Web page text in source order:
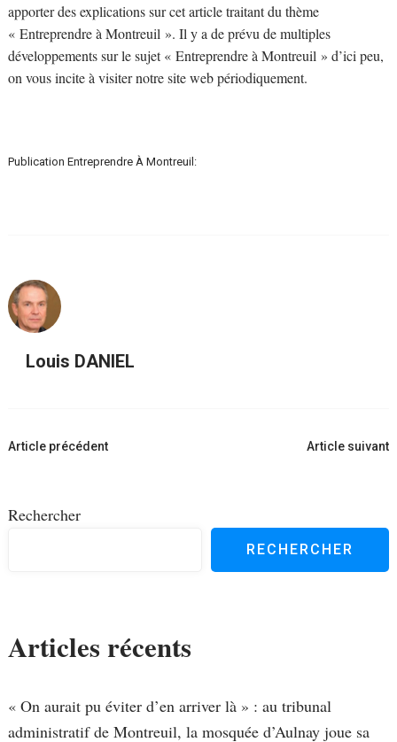
apporter des explications sur cet article traitant du thème
« Entreprendre à Montreuil ». Il y a de prévu de multiples
développements sur le sujet « Entreprendre à Montreuil » d’ici peu,
on vous incite à visiter notre site web périodiquement.
Publication Entreprendre À Montreuil:
Louis DANIEL
Navigation
Article précédent Article suivant
Rechercher
RECHERCHER
Articles récents
« On aurait pu éviter d’en arriver là » : au tribunal
administratif de Montreuil, la mosquée d’Aulnay joue sa